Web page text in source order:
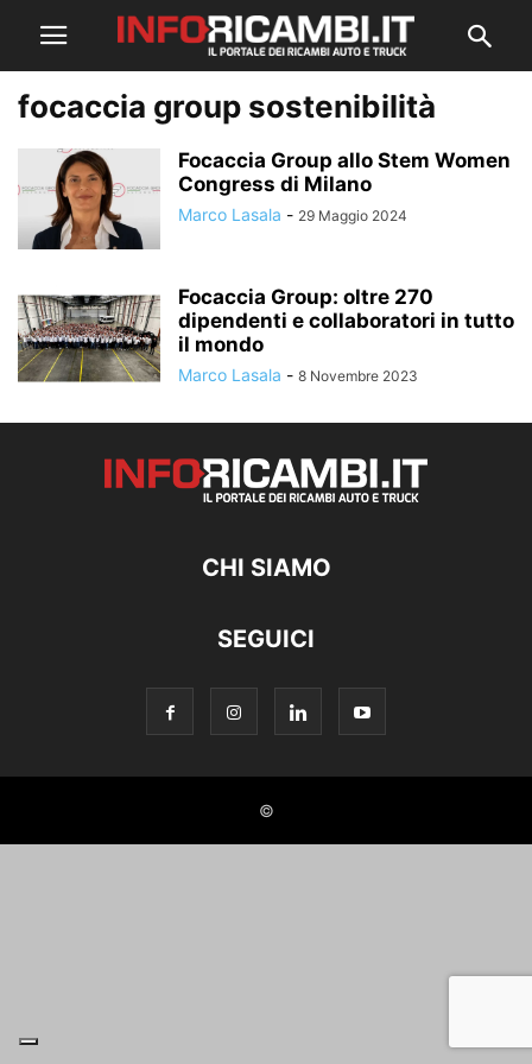
focaccia group sostenibilità
Focaccia Group allo Stem Women
Congress di Milano
Marco Lasala - 29 Maggio 2024
Focaccia Group: oltre 270
dipendenti e collaboratori in tutto
il mondo
Marco Lasala - 8 Novembre 2023
CHI SIAMO
SEGUICI
©